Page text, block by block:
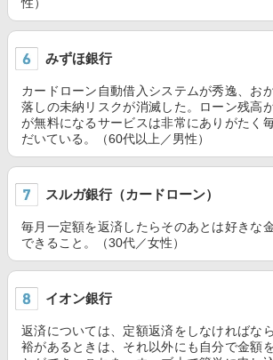
みずほ銀行
カードローン自動借入システムが秀逸、お
落しの未納リスクが消滅した。ローン残高
が無料になるサービスは非常にありがたく
だいている。（60代以上／男性）
スルガ銀行（カードローン）
毎月一定額を返済したらそのあとは好きな
できること。（30代／女性）
イオン銀行
返済については、定額返済をしなければな
裕があるときは、それ以外にも自分で金額